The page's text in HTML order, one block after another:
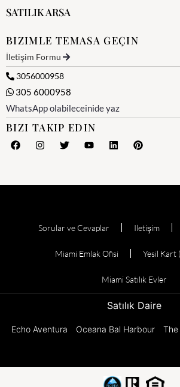
SATILIK ARSA
BIZIMLE TEMASA GEÇIN
İletişim Formu
3056000958
305 6000958
WhatsApp olabileceinide yaz
BIZI TAKIP EDIN
Sorular ve Cevaplar Iletişim
Miami Emlak Ofisi Yesil Kart
Miami Satılık Evler
Satılık Daire
Echo Aventura Oceana Bal Harbour